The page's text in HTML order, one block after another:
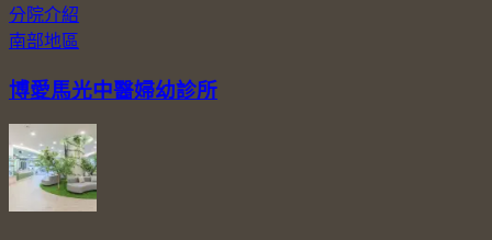
分院介紹
南部地區
博愛馬光中醫婦幼診所